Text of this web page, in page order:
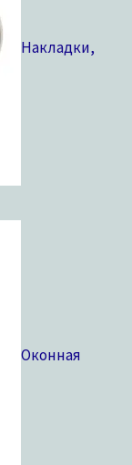
Накладки,
Оконная